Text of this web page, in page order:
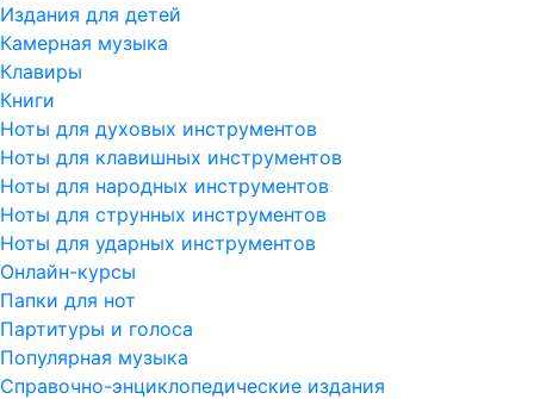
Издания для детей
Камерная музыка
Клавиры
Книги
Ноты для духовых инструментов
Ноты для клавишных инструментов
Ноты для народных инструментов
Ноты для струнных инструментов
Ноты для ударных инструментов
Онлайн-курсы
Папки для нот
Партитуры и голоса
Популярная музыка
Справочно-энциклопедические издания